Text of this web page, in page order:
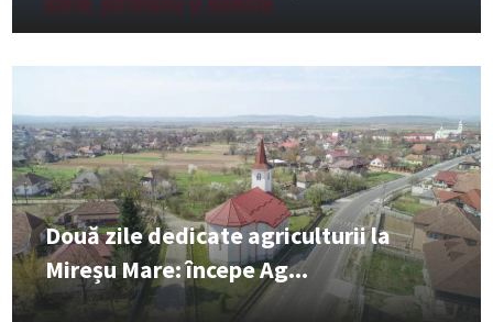
Două zile dedicate agriculturii la
Mireșu Mare: începe Ag...